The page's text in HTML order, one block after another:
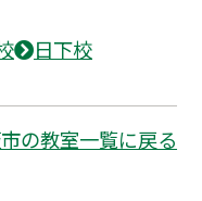
日下校
の教室一覧に戻る